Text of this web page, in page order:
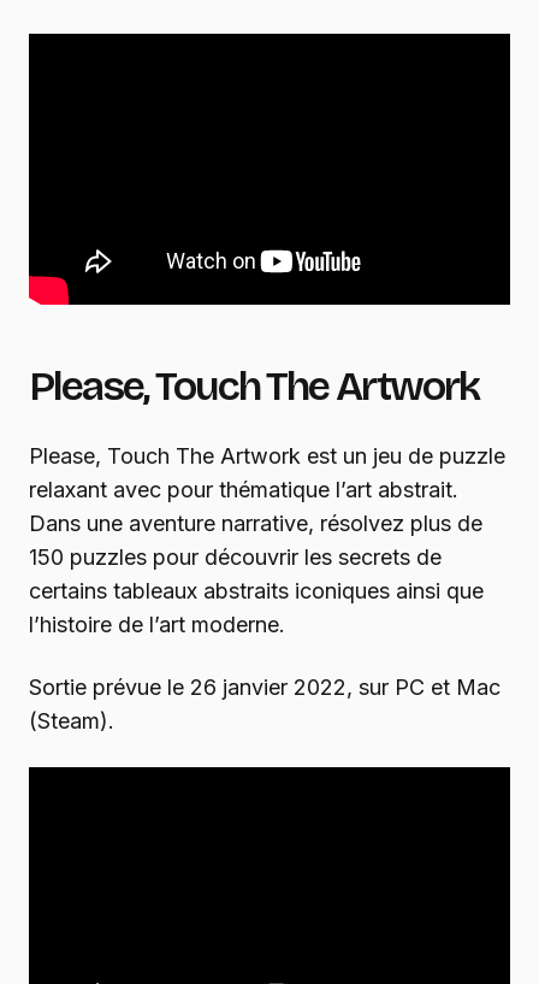
Please, Touch The Artwork
Please, Touch The Artwork est un jeu de puzzle
relaxant avec pour thématique l’art abstrait.
Dans une aventure narrative, résolvez plus de
150 puzzles pour découvrir les secrets de
certains tableaux abstraits iconiques ainsi que
l’histoire de l’art moderne.
Sortie prévue le 26 janvier 2022, sur PC et Mac
(Steam).